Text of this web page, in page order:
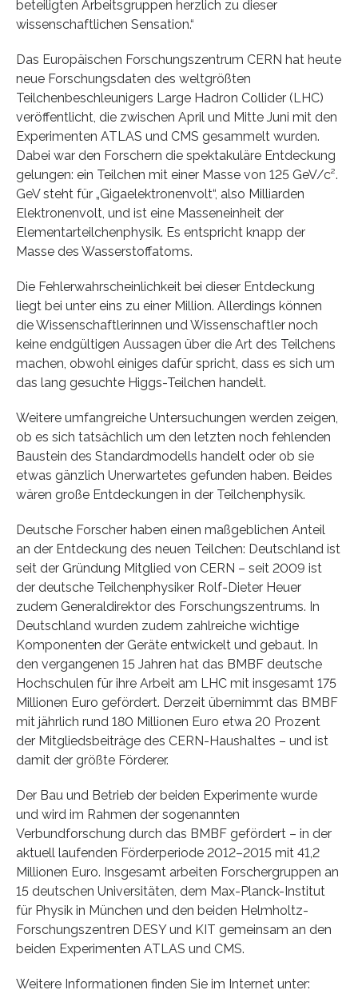
beteiligten Arbeitsgruppen herzlich zu dieser
wissenschaftlichen Sensation.“
Das Europäischen Forschungszentrum CERN hat heute
neue Forschungsdaten des weltgrößten
Teilchenbeschleunigers Large Hadron Collider (LHC)
veröffentlicht, die zwischen April und Mitte Juni mit den
Experimenten ATLAS und CMS gesammelt wurden.
Dabei war den Forschern die spektakuläre Entdeckung
gelungen: ein Teilchen mit einer Masse von 125 GeV/c².
GeV steht für „Gigaelektronenvolt“, also Milliarden
Elektronenvolt, und ist eine Masseneinheit der
Elementarteilchenphysik. Es entspricht knapp der
Masse des Wasserstoffatoms.
Die Fehlerwahrscheinlichkeit bei dieser Entdeckung
liegt bei unter eins zu einer Million. Allerdings können
die Wissenschaftlerinnen und Wissenschaftler noch
keine endgültigen Aussagen über die Art des Teilchens
machen, obwohl einiges dafür spricht, dass es sich um
das lang gesuchte Higgs-Teilchen handelt.
Weitere umfangreiche Untersuchungen werden zeigen,
ob es sich tatsächlich um den letzten noch fehlenden
Baustein des Standardmodells handelt oder ob sie
etwas gänzlich Unerwartetes gefunden haben. Beides
wären große Entdeckungen in der Teilchenphysik.
Deutsche Forscher haben einen maßgeblichen Anteil
an der Entdeckung des neuen Teilchen: Deutschland ist
seit der Gründung Mitglied von CERN – seit 2009 ist
der deutsche Teilchenphysiker Rolf-Dieter Heuer
zudem Generaldirektor des Forschungszentrums. In
Deutschland wurden zudem zahlreiche wichtige
Komponenten der Geräte entwickelt und gebaut. In
den vergangenen 15 Jahren hat das BMBF deutsche
Hochschulen für ihre Arbeit am LHC mit insgesamt 175
Millionen Euro gefördert. Derzeit übernimmt das BMBF
mit jährlich rund 180 Millionen Euro etwa 20 Prozent
der Mitgliedsbeiträge des CERN-Haushaltes – und ist
damit der größte Förderer.
Der Bau und Betrieb der beiden Experimente wurde
und wird im Rahmen der sogenannten
Verbundforschung durch das BMBF gefördert – in der
aktuell laufenden Förderperiode 2012–2015 mit 41,2
Millionen Euro. Insgesamt arbeiten Forschergruppen an
15 deutschen Universitäten, dem Max-Planck-Institut
für Physik in München und den beiden Helmholtz-
Forschungszentren DESY und KIT gemeinsam an den
beiden Experimenten ATLAS und CMS.
Weitere Informationen finden Sie im Internet unter: